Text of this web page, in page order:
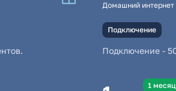
Домашний интернет
Подключение
Подключение -
1